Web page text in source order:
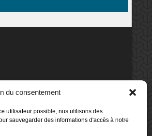
du consentement
utilisateur possible, nus utilisons des
sauvegarder des informations d'accès à notre